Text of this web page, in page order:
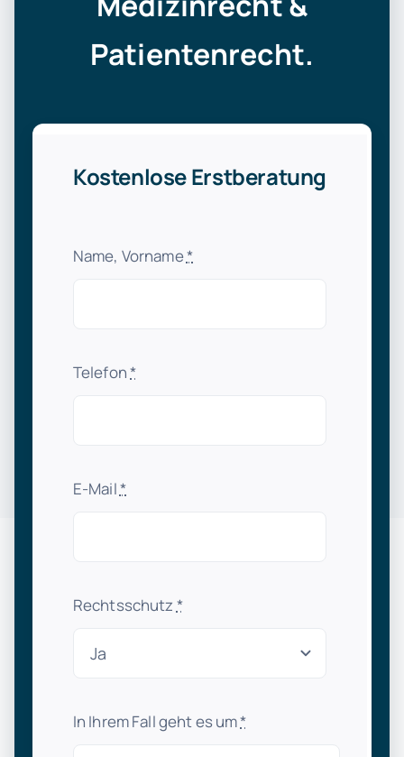
Patientenrecht.
Kostenlose Erstberatung
Name, Vorname*
Telefon*
E-Mail*
Rechtsschutz *
In Ihrem Fall geht es um*